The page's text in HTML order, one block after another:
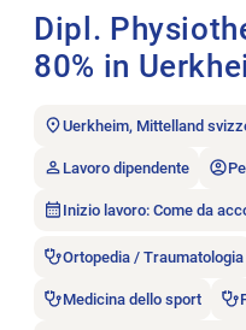
Dipl.
80% in
Uerkheim, Mittelland
Lavoro dipendente
Inizio lavoro: Come da
Ortopedia / Traumatologia
Medicina dello sport